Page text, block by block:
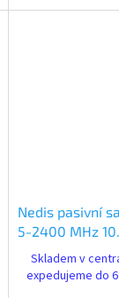
Nedis pasivní
5-2400 MHz
(SSPL310ME)
Skladem v
expedujeme do